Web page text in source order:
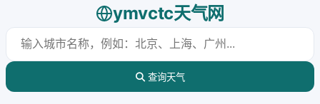
ymvctc天气网
查询天气